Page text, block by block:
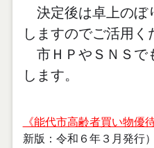
決定後は卓上のぼ
しますのでご活用く
市ＨＰやＳＮＳで
します。
《能代市高齢者買い物優
新版：令和６年３月発行